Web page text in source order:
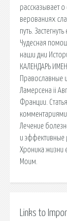
рассказывает
верованиях
путь.
Чудесная
наши дни
КАЛЕНДАРЬ
Православные
Ламерсена ii
Франции.
Лечение
и эффективные
Хроника жизни
Моим.
Links to